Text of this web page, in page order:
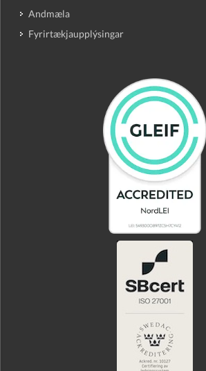
Andmæla
Fyrirtækjaupplýsingar